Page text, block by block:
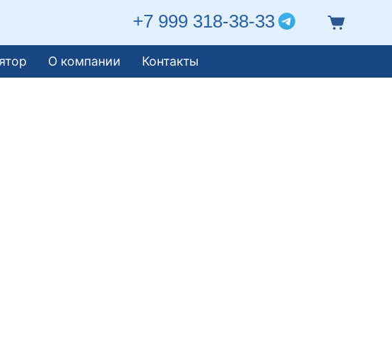
+7 999 318-38-33
О компании Контакты